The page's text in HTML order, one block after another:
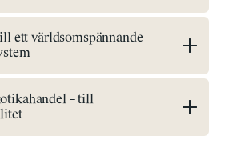
ett världsomspännande
– till